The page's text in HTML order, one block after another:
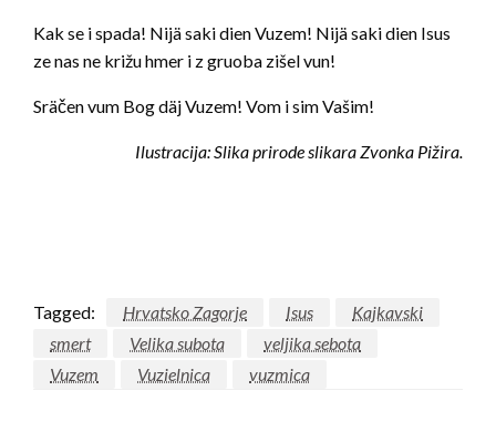
Kak se i spada! Nijä saki dien Vuzem! Nijä saki dien Isus
ze nas ne križu hmer i z gruoba zišel vun!
Sräčen vum Bog däj Vuzem! Vom i sim Vašim!
Ilustracija: Slika prirode slikara Zvonka Pižira.
Tagged: Hrvatsko Zagorje Isus
Kajkavski
smert
Velika subota
veljika sebota
Vuzem
Vuzielnica vuzmica